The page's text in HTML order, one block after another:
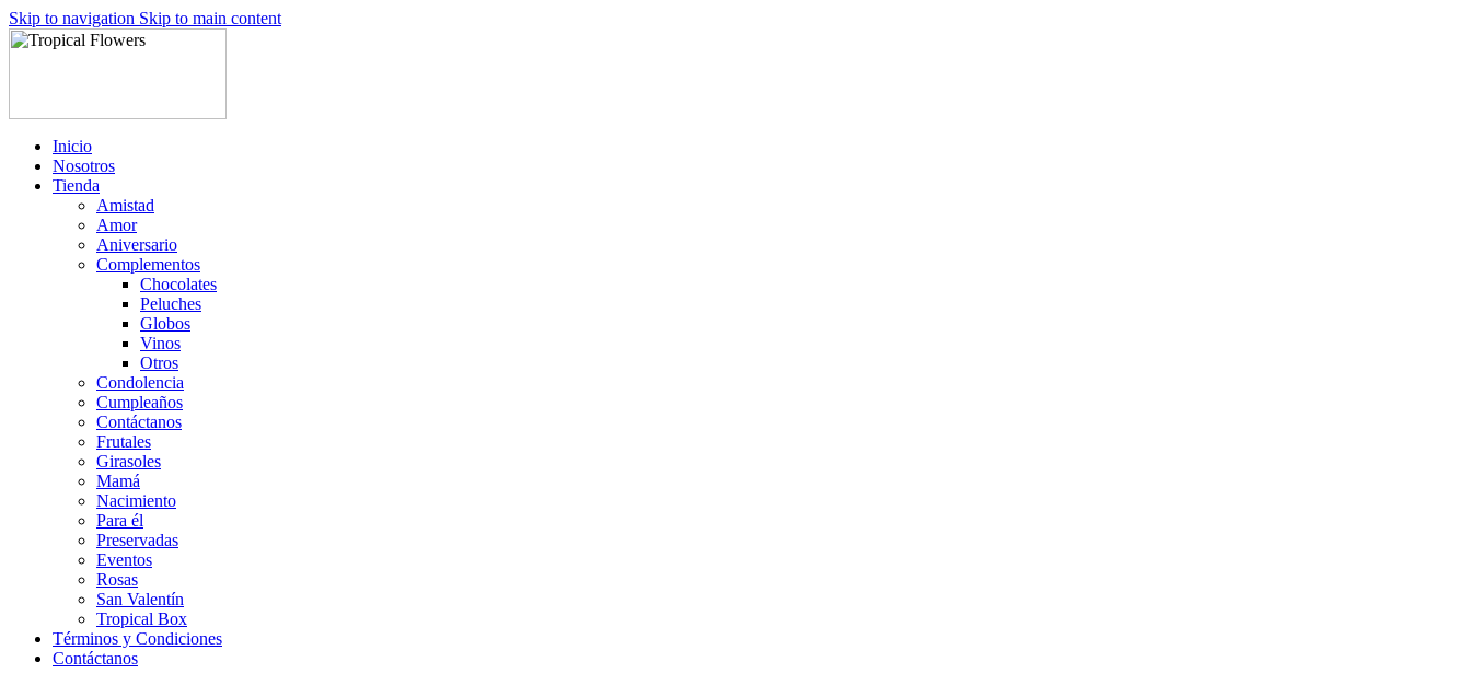
Skip to navigation Skip to main content
Inicio
Nosotros
Tienda
Amistad
Amor
Aniversario
Complementos
Chocolates
Peluches
Globos
Vinos
Otros
Condolencia
Cumpleaños
Contáctanos
Frutales
Girasoles
Mamá
Nacimiento
Para él
Preservadas
Eventos
Rosas
San Valentín
Tropical Box
Términos y Condiciones
Contáctanos